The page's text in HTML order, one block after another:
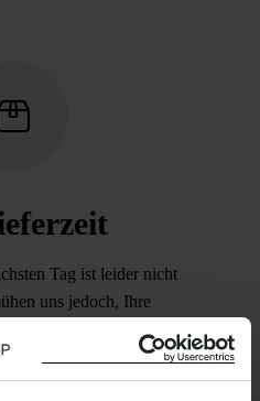
Tag ist leider nicht
uns jedoch, Ihre
erhalten Sie von uns
die Sendung verfolgen